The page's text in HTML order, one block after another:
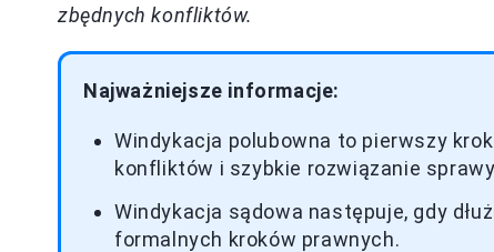
zbędnych konfliktów.
Najważniejsze informacje:
Windykacja polubowna to pierwszy
konfliktów i szybkie rozwiązanie
Windykacja sądowa następuje, gdy
formalnych kroków prawnych.